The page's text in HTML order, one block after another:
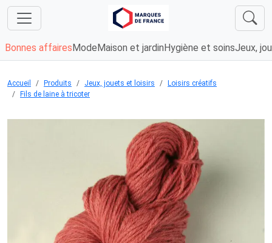
Bonnes affaires Mode Maison et jardin Hygiène et soinsJeux,
Accueil Produits Jeux, jouets et loisirs
Loisirs créatifs
Fils de laine à tricoter